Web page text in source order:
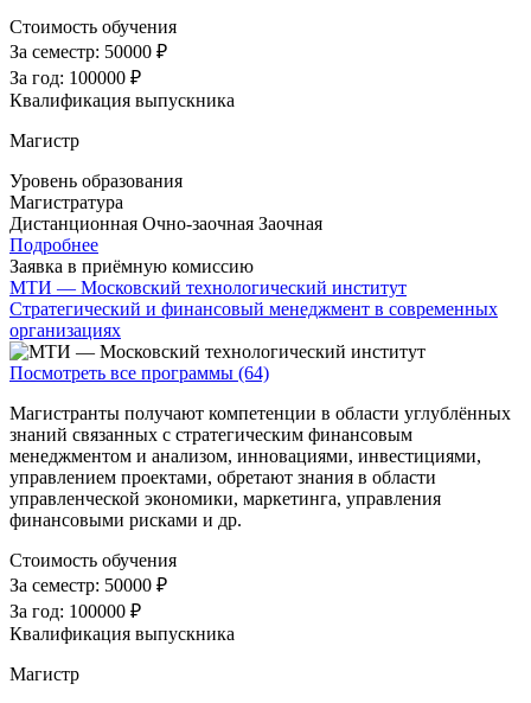
Стоимость обучения
За семестр: 50000 ₽
За год: 100000 ₽
Квалификация выпускника
Магистр
Уровень образования
Магистратура
Дистанционная Очно-заочная Заочная
Подробнее
Заявка в приёмную комиссию
МТИ — Московский технологический институт
Стратегический и финансовый менеджмент в современных
организациях
Посмотреть все программы (64)
Магистранты получают компетенции в области углублённых
знаний связанных с стратегическим финансовым
менеджментом и анализом, инновациями, инвестициями,
управлением проектами, обретают знания в области
управленческой экономики, маркетинга, управления
финансовыми рисками и др.
Стоимость обучения
За семестр: 50000 ₽
За год: 100000 ₽
Квалификация выпускника
Магистр